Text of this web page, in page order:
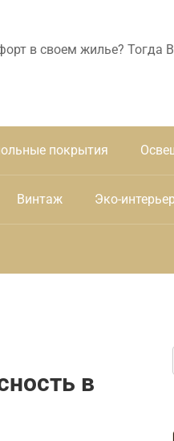
в своем жилье? Тогда
покрытия
Винтаж Эко-
в